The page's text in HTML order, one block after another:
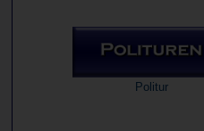
Politur